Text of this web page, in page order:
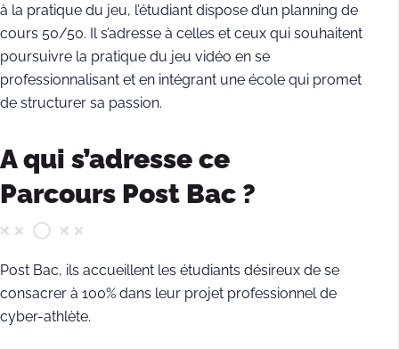
à la pratique du jeu, l’étudiant dispose d’un planning de
cours 50/50. Il s’adresse à celles et ceux qui souhaitent
poursuivre la pratique du jeu vidéo en se
professionnalisant et en intégrant une école qui promet
de structurer sa passion.
A qui s’adresse ce
Parcours Post Bac ?
Post Bac, ils accueillent les étudiants désireux de se
consacrer à 100% dans leur projet professionnel de
cyber-athlète.